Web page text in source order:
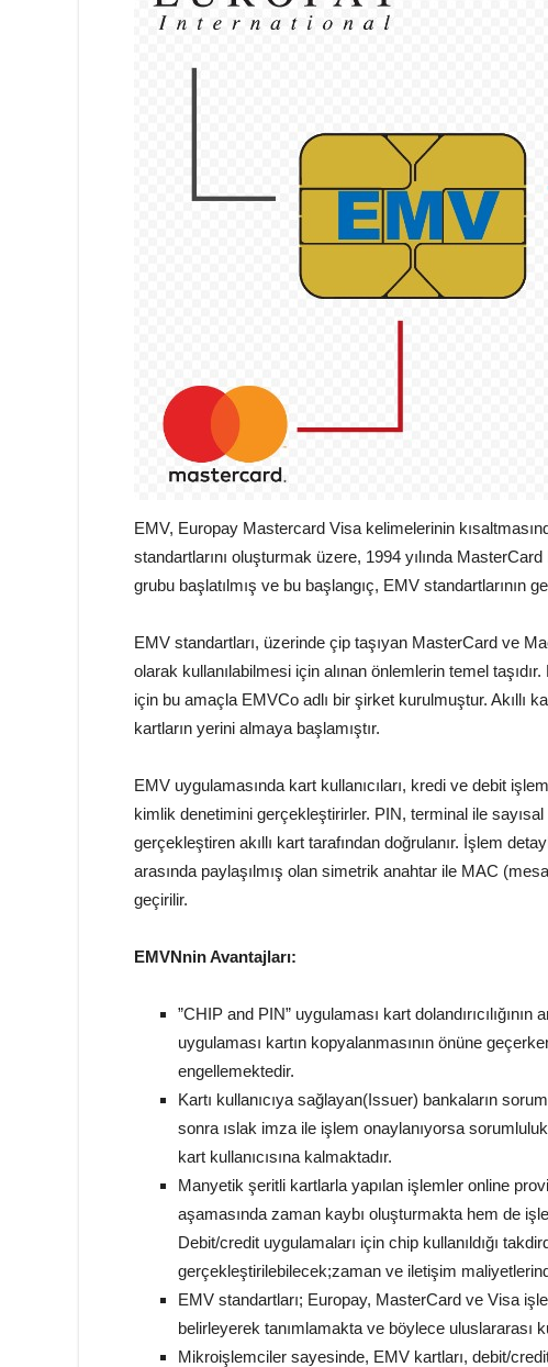
EMV, Europay Mastercard Visa kelimelerinin
standartlarını oluşturmak üzere, 1994 yılında
grubu başlatılmış ve bu başlangıç, EMV standartlarının
EMV standartları, üzerinde çip taşıyan MasterCard ve
olarak kullanılabilmesi için alınan önlemlerin temel
için bu amaçla EMVCo adlı bir şirket kurulmuştur. Akıllı
kartların yerini almaya başlamıştır.
EMV uygulamasında kart kullanıcıları, kredi ve debit
kimlik denetimini gerçekleştirirler. PIN, terminal ile
gerçekleştiren akıllı kart tarafından doğrulanır. İşlem
arasında paylaşılmış olan simetrik anahtar ile MAC
geçirilir.
EMVNnin Avantajları:
”CHIP and PIN” uygulaması kart
uygulaması kartın kopyalanmasının önüne
engellemektedir.
Kartı kullanıcıya sağlayan(Issuer) bankaların
sonra ıslak imza ile işlem onaylanıyorsa
kart kullanıcısına kalmaktadır.
Manyetik şeritli kartlarla yapılan işlemler online
aşamasında zaman kaybı oluşturmakta hem de
Debit/credit uygulamaları için chip kullanıldığı
gerçekleştirilebilecek;zaman ve iletişim
EMV standartları; Europay, MasterCard ve Visa
belirleyerek tanımlamakta ve böylece uluslararası
Mikroişlemciler sayesinde, EMV kartları, debit/